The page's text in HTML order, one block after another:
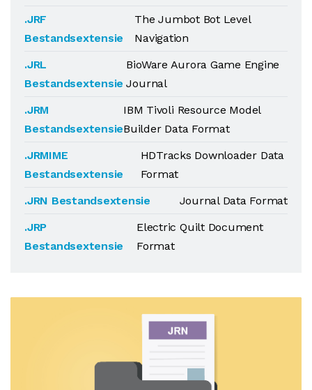
.JRF
Bestandsextensie
The Jumbot Bot Level
Navigation
.JRL
Bestandsextensie
BioWare Aurora Game Engine
Journal
.JRM
Bestandsextensie
IBM Tivoli Resource Model
Builder Data Format
.JRMIME
Bestandsextensie
HDTracks Downloader Data
Format
.JRN Bestandsextensie
Journal Data Format
.JRP
Bestandsextensie
Electric Quilt Document
Format